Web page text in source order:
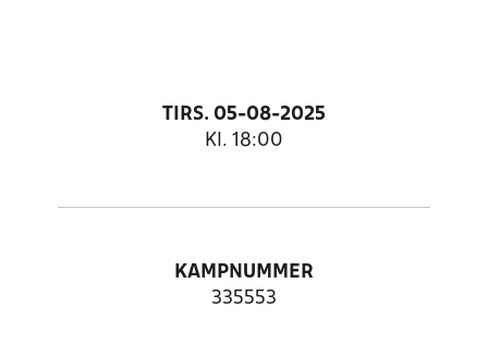
TIRS. 05-08-2025
Kl. 18:00
KAMPNUMMER
335553